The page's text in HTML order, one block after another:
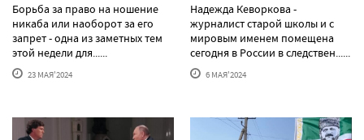
Борьба за право на ношение
никаба или наоборот за его
запрет - одна из заметных тем
этой недели для......
23 МАЯ'2024
Надежда Кеворкова -
журналист старой школы и с
мировым именем помещена
сегодня в России в следствен......
6 МАЯ'2024